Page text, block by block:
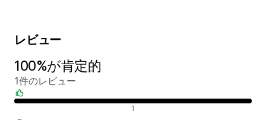
レビュー
100%が肯定的
1件のレビュー
1